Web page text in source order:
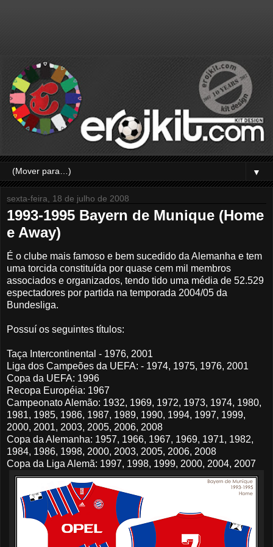
▼
sexta-feira, 18 de julho de 2008
1993-1995 Bayern de Munique (Home
e Away)
É o clube mais famoso e bem sucedido da Alemanha e tem
uma torcida constituída por quase cem mil membros
associados e organizados, tendo tido uma média de 52.529
espectadores por partida na temporada 2004/05 da
Bundesliga.
Possuí os seguintes títulos:
Taça Intercontinental - 1976, 2001
Liga dos Campeões da UEFA: - 1974, 1975, 1976, 2001
Copa da UEFA: 1996
Recopa Européia: 1967
Campeonato Alemão: 1932, 1969, 1972, 1973, 1974, 1980,
1981, 1985, 1986, 1987, 1989, 1990, 1994, 1997, 1999,
2000, 2001, 2003, 2005, 2006, 2008
Copa da Alemanha: 1957, 1966, 1967, 1969, 1971, 1982,
1984, 1986, 1998, 2000, 2003, 2005, 2006, 2008
Copa da Liga Alemã: 1997, 1998, 1999, 2000, 2004, 2007